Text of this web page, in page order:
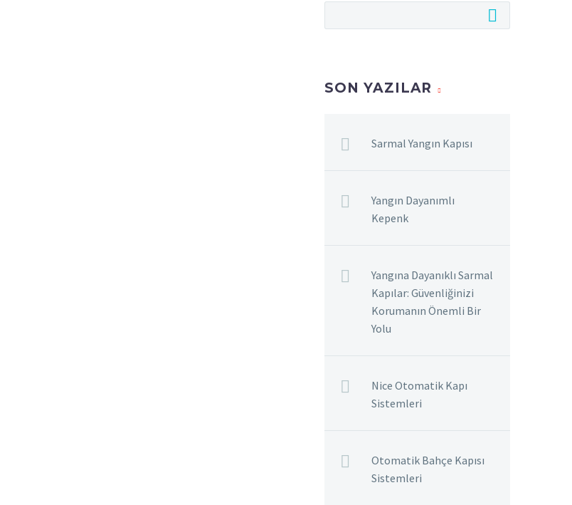
SON YAZILAR
Sarmal Yangın Kapısı
Yangın Dayanımlı
Kepenk
Yangına Dayanıklı Sarmal
Kapılar: Güvenliğinizi
Korumanın Önemli Bir
Yolu
Nice Otomatik Kapı
Sistemleri
Otomatik Bahçe Kapısı
Sistemleri